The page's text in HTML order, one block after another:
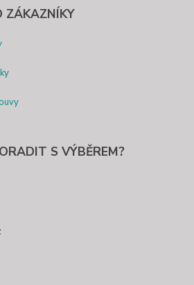
ZÁKAZNÍKY
S VÝBĚREM?